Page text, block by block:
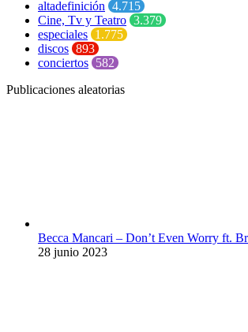
altadefinición 4.715
Cine, Tv y Teatro 3.379
especiales 1.775
discos 893
conciertos 582
Publicaciones aleatorias
Becca Mancari – Don’t Even Worry ft.
28 junio 2023